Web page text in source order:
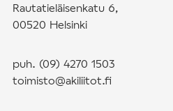
Rautatieläisenkatu 6,
00520 Helsinki
puh. (09) 4270 1503
toimisto@akiliitot.fi